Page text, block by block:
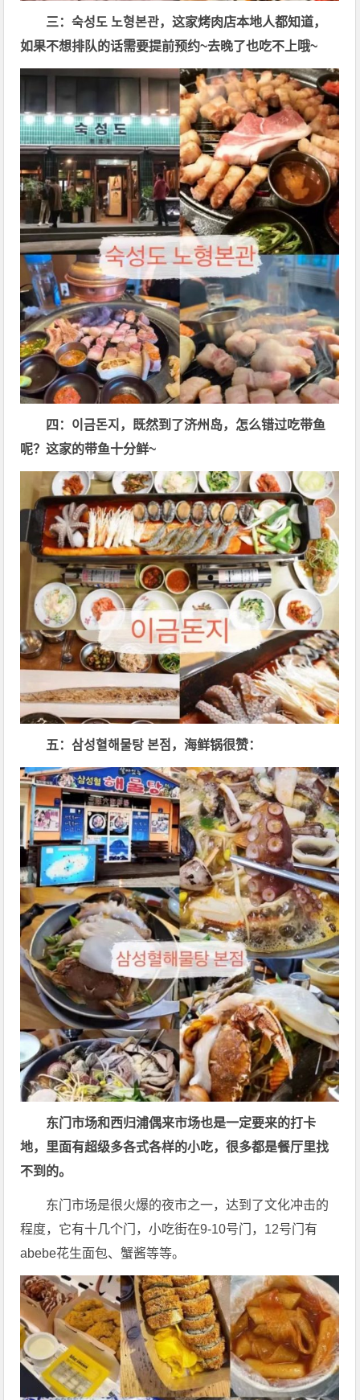
三：숙성도 노형본관，这家烤肉店本地人都知道，
如果不想排队的话需要提前预约~去晚了也吃不上哦~
四：이금돈지，既然到了济州岛，怎么错过吃带鱼
呢？这家的带鱼十分鲜~
五：삼성혈해물탕 본점，海鲜锅很赞：
东门市场和西归浦偶来市场也是一定要来的打卡
地，里面有超级多各式各样的小吃，很多都是餐厅里找
不到的。
东门市场是很火爆的夜市之一，达到了文化冲击的
程度，它有十几个门，小吃街在9-10号门，12号门有
abebe花生面包、蟹酱等等。